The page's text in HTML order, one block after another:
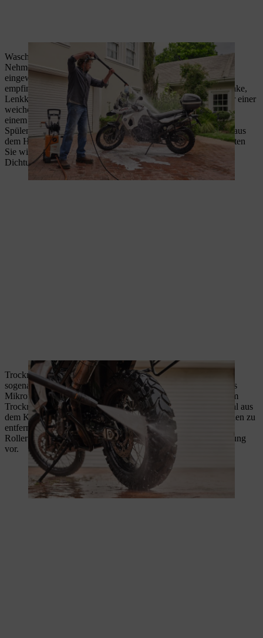
Waschen Sie das Motorrad oder den Roller nun mit der Hand.
Nehmen Sie dafür einen Schwamm und entfernen Sie die
eingeweichten Verschmutzungen. Reinigen Sie auch die
empfindlichen Bauteile wie Wasser- und Ölkühler, Hebelgelenke,
Lenkkopflager oder O-Ring-Ketten mit einem Schwamm oder einer
weichen Bürste. Die Felgen reinigen Sie am besten mit
einem
Waschbürsten-Aufsatzauf Ihrem Hochdruckreiniger.
Spülen Sie Reinigungsmittel und Schmutz mit klarem Wasser aus
dem Hochdruckreiniger von Ihrem Motorrad oder Roller. Achten
Sie wieder darauf, den Strahl nicht auf empfindliche Teile und
Dichtungen zu richten.
Trocknen Sie Ihr Motorrad gründlich ab. Nutzen Sie für das
sogenannte Abledern entweder ein Ledertuch oder ein weiches
Mikrofasertuch. Letzteres verringert die Gefahr, den Lack beim
Trocknen zu beschädigen. Wenn vorhanden, hilft ein Luftstrahl aus
dem Kompressor dabei, Wasser aus schwer zugänglichen Stellen zu
entfernen. Indem Sie Ihr Motorrad oder Ihren
Roller gründlich abtrocknen, beugen Sie schädlicher Rostbildung
vor.